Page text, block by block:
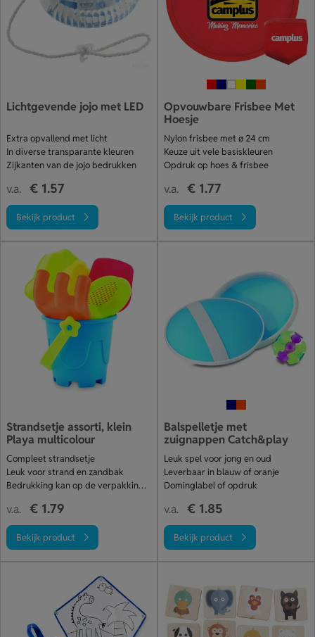
Lichtgevende jojo met LED
Extra opvallend met licht
In diverse transparante kleuren
Zijkanten van de jojo bedrukken
v.a. € 1.57
Bekijk product
Opvouwbare Frisbee Met
Hoesje
Nylon frisbee met ø 24 cm
Keuze uit vele basiskleuren
Opdruk op hoes & frisbee
v.a. € 1.77
Bekijk product
Strandsetje assorti, klein
Playa multicolour
Compleet strandsetje
Leuk voor strand en zandbak
Bedrukking kan op de verpakkingsclip
v.a. € 1.79
Bekijk product
Balspelletje met
zuignappen Catch&play
Leuk spel voor jong en oud
Leverbaar in blauw of oranje
Dominglabel of opdruk
v.a. € 1.85
Bekijk product